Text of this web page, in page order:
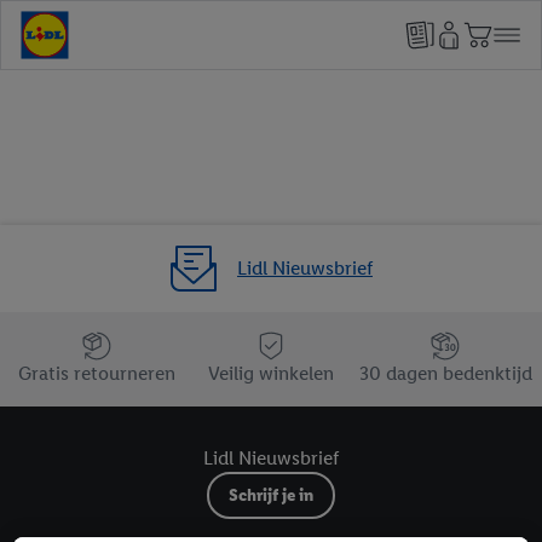
Lidl Nieuwsbrief
Jouw voordelen bij ons als Lidl webshop klant
Gratis retourneren
Veilig winkelen 30 dagen bedenktijd
Lidl Nieuwsbrief
Schrijf je in